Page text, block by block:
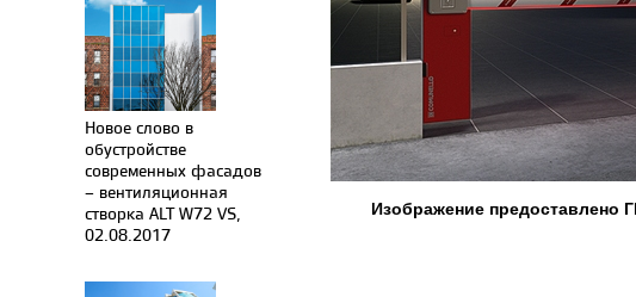
Новое слово в
обустройстве
современных фасадов
– вентиляционная
створка ALT W72 VS,
02.08.2017
Изображение предоставлено